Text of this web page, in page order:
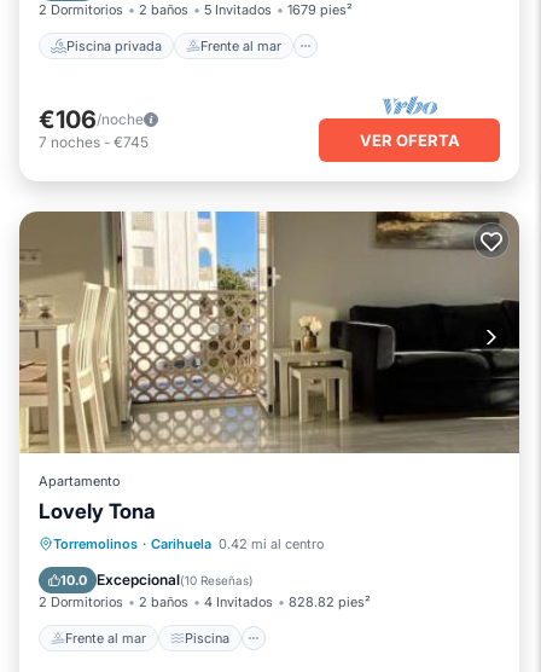
2 Dormitorios 2 baños 5 Invitados 1679 pies²
Piscina privada Frente al mar
€106/noche
7 noches - €745 VER OFERTA
Apartamento
Lovely Tona
Torremolinos · Carihuela 0.42 mi al centro
10.0 Excepcional(10 Reseñas)
2 Dormitorios 2 baños 4 Invitados 828.82 pies²
Frente al mar Piscina
Frente al mar Piscina
Balcón/Terraza